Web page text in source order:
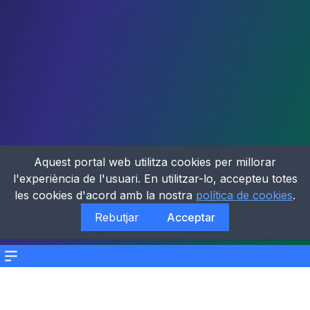
Menu
Aquest portal web utilitza cookies per millorar
l'experiència de l'usuari. En utilitzar-lo, accepteu totes
les cookies d'acord amb la nostra política de cookies.
Rebutjar
Acceptar